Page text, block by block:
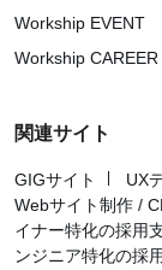
Workship EVENT
Workship CAREER
関連サイト
GIGサイト
UX
Webサイト制作 /
イナー特化の採用
ンジニア特化の採